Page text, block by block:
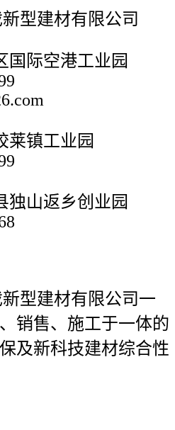
型建材有限公司
国际空港工业园
莱镇工业园
独山返乡创业园
型建材有限公司一
销售、施工于一体的
及新科技建材综合性